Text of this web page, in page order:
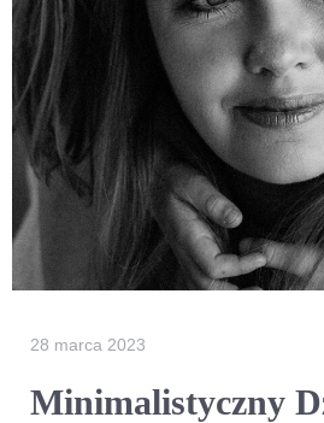
28 marca 2023
Minimalistyczny